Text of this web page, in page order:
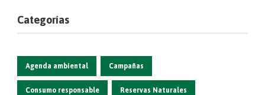
Categorías
Agenda ambiental Campañas
Consumo responsable Reservas Naturales